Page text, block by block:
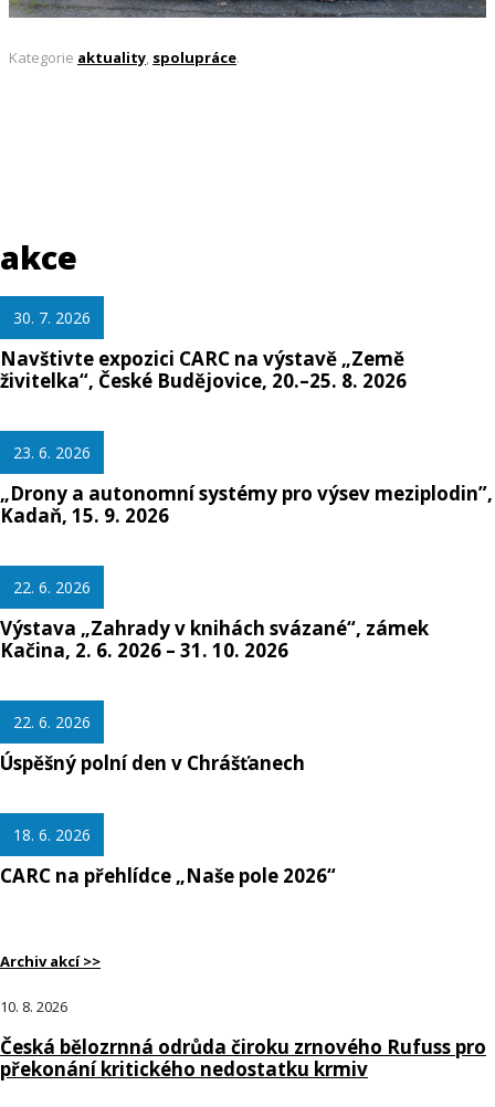
Kategorie aktuality, spolupráce.
akce
30. 7. 2026
Navštivte expozici CARC na výstavě „Země
živitelka“, České Budějovice, 20.–25. 8. 2026
23. 6. 2026
„Drony a autonomní systémy pro výsev meziplodin”,
Kadaň, 15. 9. 2026
22. 6. 2026
Výstava „Zahrady v knihách svázané“, zámek
Kačina, 2. 6. 2026 – 31. 10. 2026
22. 6. 2026
Úspěšný polní den v Chrášťanech
18. 6. 2026
CARC na přehlídce „Naše pole 2026“
Archiv akcí >>
10. 8. 2026
Česká bělozrnná odrůda čiroku zrnového Rufuss pro
překonání kritického nedostatku krmiv